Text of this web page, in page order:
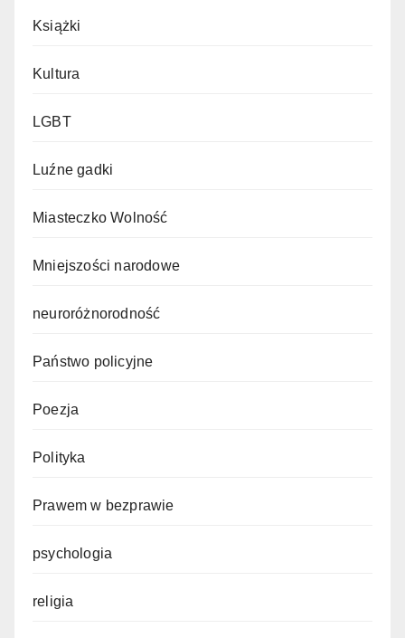
Książki
Kultura
LGBT
Luźne gadki
Miasteczko Wolność
Mniejszości narodowe
neuroróżnorodność
Państwo policyjne
Poezja
Polityka
Prawem w bezprawie
psychologia
religia